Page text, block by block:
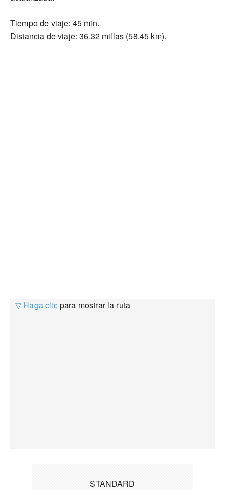
Tiempo de viaje: 45 min.
Distancia de viaje: 36.32 millas (58.45 km).
▽ Haga clicpara mostrar la ruta
STANDARD